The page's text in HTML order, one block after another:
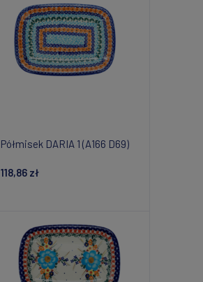
Półmisek DARIA 1 (A166 D69)
118,86 zł